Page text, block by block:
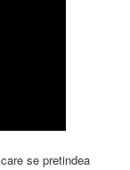
se pretindea